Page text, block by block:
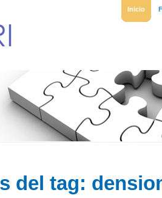
Inicio
del tag: